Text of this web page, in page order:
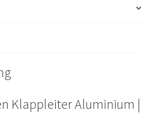
Klappleiter Aluminium |